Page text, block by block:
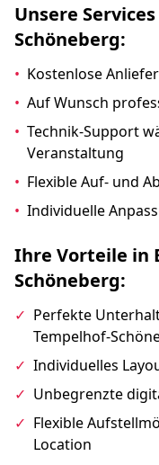
Unsere
Schöneberg:
• Kostenlose
• Auf Wunsch
• Technik-Support
Veranstaltung
• Flexible Auf- und
• Individuelle
Ihre Vorteile in
Schöneberg:
✓ Perfekte
Tempelhof-
✓ Individuelles
✓ Unbegrenzte
✓ Flexible
Location